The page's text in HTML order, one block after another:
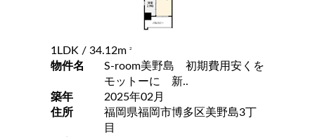
1LDK / 34.12m 2
物件名
S-room美野島 初期費用安くを
モットーに 新..
築年
2025年02月
住所
福岡県福岡市博多区美野島3丁
目